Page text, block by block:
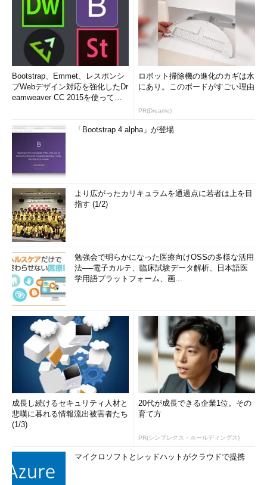
Bootstrap、Emmet、レスポンシ
ブWebデザイン対応を強化したDr
eamweaver CC 2015を使って
ロボット掃除機の進化のカギは水
にあり。このボードがすごい理由
PR(Dreame)
「Bootstrap 4 alpha」が登場
より広がったカリキュラムを通過点に若者は上を目
指す (1/2)
勉強会で明らかになった医療向けOSSの多様な活用
法──電子カルテ、臨床試験データ解析、日本語医
学用語プラットフォーム、画...
成長し続けるセキュリティ人材と
悲嘆に暮れる情報流出被害者たち
(1/3)
20代が成長できる企業1位。その
育て方
PR(シンプレクス・ホールディングス)
マイクロソフトとレッドハットがクラウドで提携